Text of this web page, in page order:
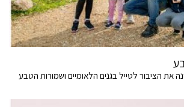
את הציבור לטייל בגנים הלאומיים ושמורות הטבע